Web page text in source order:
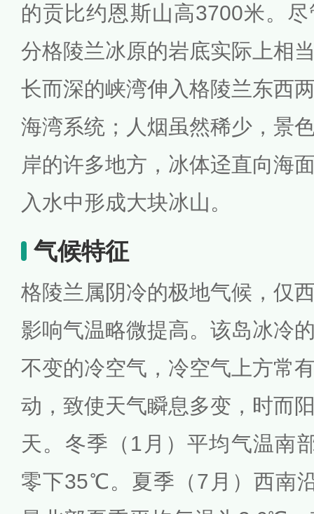
的贡比约恩斯山高3700米。
分格陵兰冰原的岩底实际上相
长而深的峡湾伸入格陵兰东西
海湾系统；人烟虽然稀少，景
岸的许多地方，冰体迳直向海
入水中形成大块冰山。
气候特征
格陵兰属阴冷的极地气候，仅
影响气温略微提高。该岛冰冷
不变的冷空气，冷空气上方常
动，致使天气瞬息多变，时而
天。冬季（1月）平均气温南
零下35℃。夏季（7月）西南